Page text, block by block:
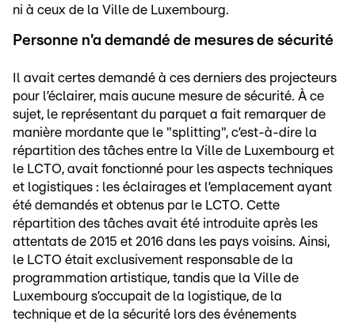
ni à ceux de la Ville de Luxembourg.
Personne n'a demandé de mesures de sécurité
Il avait certes demandé à ces derniers des projecteurs
pour l’éclairer, mais aucune mesure de sécurité. À ce
sujet, le représentant du parquet a fait remarquer de
manière mordante que le "splitting", c’est-à-dire la
répartition des tâches entre la Ville de Luxembourg et
le LCTO, avait fonctionné pour les aspects techniques
et logistiques : les éclairages et l’emplacement ayant
été demandés et obtenus par le LCTO. Cette
répartition des tâches avait été introduite après les
attentats de 2015 et 2016 dans les pays voisins. Ainsi,
le LCTO était exclusivement responsable de la
programmation artistique, tandis que la Ville de
Luxembourg s’occupait de la logistique, de la
technique et de la sécurité lors des événements